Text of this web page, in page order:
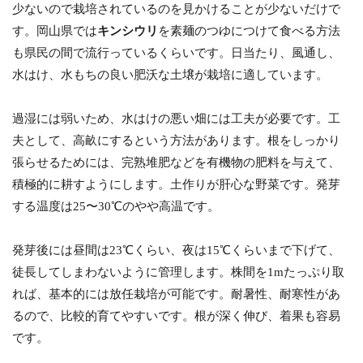
少ないので栽培されているのを見かけることが少ないだけで
す。岡山県ではキンシウリ を素麺のつゆにつけて食べる方法
も県民の間で流行っているくらいです。日当たり、風通し、
水はけ、水もちの良い肥沃な土壌が栽培に適しています。
過湿には弱いため、水はけの悪い畑には工夫が必要です。工
夫として、高畝にするという方法があります。根をしっかり
張らせるためには、完熟堆肥などを有機物の肥料を与えて、
積極的に耕すようにします。土作りが肝心な野菜です。発芽
する温度は25〜30℃のやや高温です。
発芽後には昼間は23℃くらい、夜は15℃くらいまで下げて、
徒長してしまわないように管理します。株間を1mたっぷり取
れば、基本的には放任栽培が可能です。耐暑性、耐寒性があ
るので、比較的育てやすいです。根が深く伸び、着果も容易
です。